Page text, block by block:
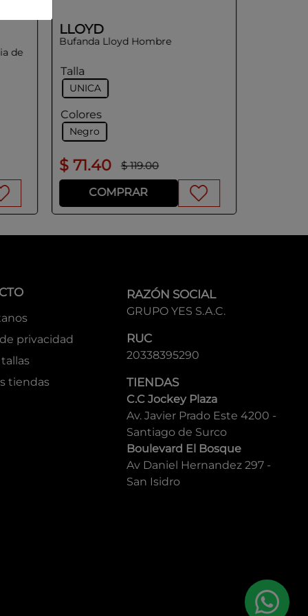
de
LLOYD
Bufanda Lloyd Hombre
Talla
UNICA
Colores
Negro
$ 71.40 $ 119.00
COMPRAR
privacidad
tiendas
RAZÓN SOCIAL
GRUPO YES S.A.C.
RUC
20338395290
TIENDAS
C.C Jockey Plaza
Av. Javier Prado Este 4200 -
Santiago de Surco
Boulevard El Bosque
Av Daniel Hernandez 297 -
San Isidro